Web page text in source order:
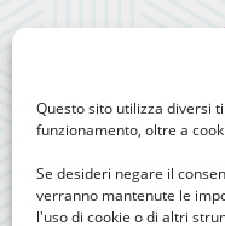
Questo sito utilizza diversi
funzionamento, oltre a
Se desideri negare il
verranno mantenute le
l'uso di cookie o di altri